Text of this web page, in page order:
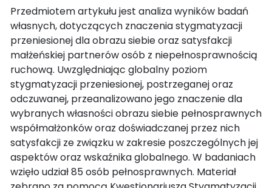
Przedmiotem artykułu jest analiza wyników badań
własnych, dotyczących znaczenia stygmatyzacji
przeniesionej dla obrazu siebie oraz satysfakcji
małżeńskiej partnerów osób z niepełnosprawnością
ruchową. Uwzględniając globalny poziom
stygmatyzacji przeniesionej, postrzeganej oraz
odczuwanej, przeanalizowano jego znaczenie dla
wybranych własności obrazu siebie pełnosprawnych
współmałżonków oraz doświadczanej przez nich
satysfakcji ze związku w zakresie poszczególnych jej
aspektów oraz wskaźnika globalnego. W badaniach
wzięło udział 85 osób pełnosprawnych. Materiał